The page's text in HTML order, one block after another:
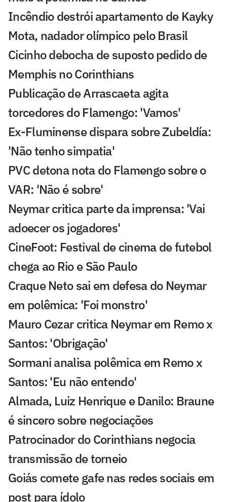
Incêndio destrói apartamento de Kayky
Mota, nadador olímpico pelo Brasil
Cicinho debocha de suposto pedido de
Memphis no Corinthians
Publicação de Arrascaeta agita
torcedores do Flamengo: 'Vamos'
Ex-Fluminense dispara sobre Zubeldía:
'Não tenho simpatia'
PVC detona nota do Flamengo sobre o
VAR: 'Não é sobre'
Neymar critica parte da imprensa: 'Vai
adoecer os jogadores'
CineFoot: Festival de cinema de futebol
chega ao Rio e São Paulo
Craque Neto sai em defesa do Neymar
em polêmica: 'Foi monstro'
Mauro Cezar critica Neymar em Remo x
Santos: 'Obrigação'
Sormani analisa polêmica em Remo x
Santos: 'Eu não entendo'
Almada, Luiz Henrique e Danilo: Braune
é sincero sobre negociações
Patrocinador do Corinthians negocia
transmissão de torneio
Goiás comete gafe nas redes sociais em
post para ídolo